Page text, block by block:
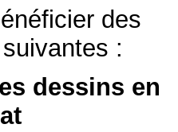
des
:
dessins en